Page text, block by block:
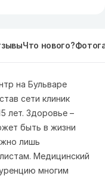
Что нового?
на Бульваре
сети клиник
лет. Здоровье –
быть в жизни
лишь
Медицинский
многим